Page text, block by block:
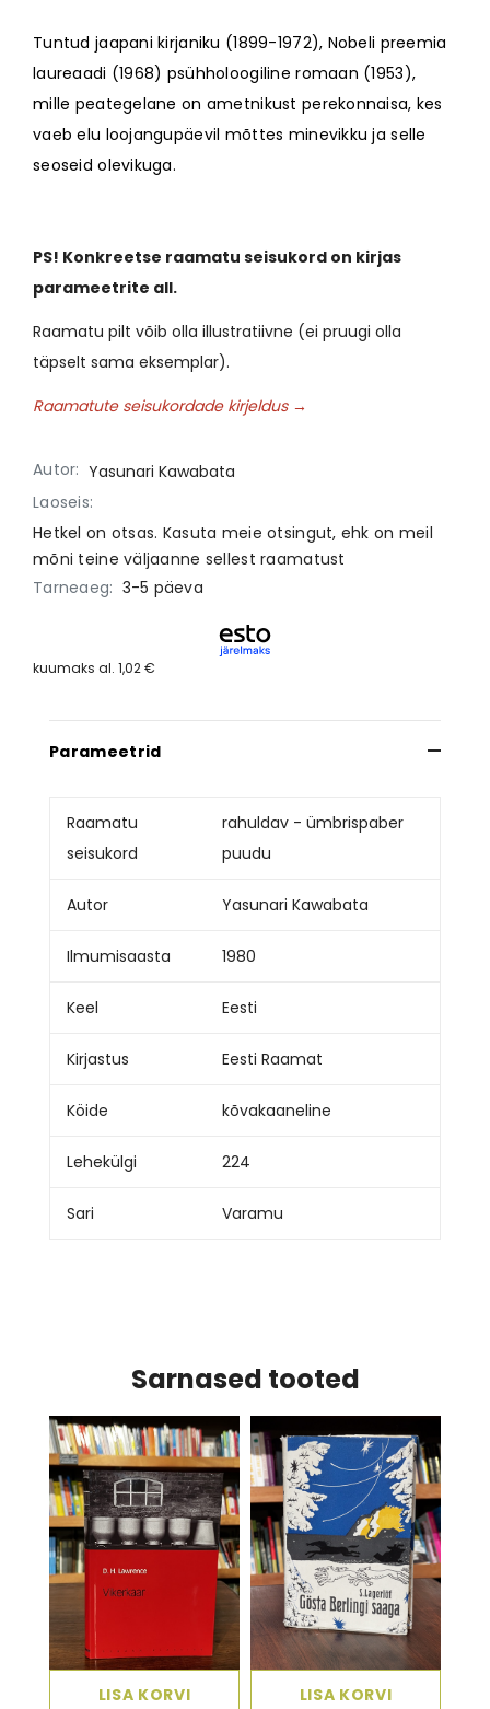
Tuntud jaapani kirjaniku (1899-1972), Nobeli preemia
laureaadi (1968) psühholoogiline romaan (1953),
mille peategelane on ametnikust perekonnaisa, kes
vaeb elu loojangupäevil mõttes minevikku ja selle
seoseid olevikuga.
PS! Konkreetse raamatu seisukord on kirjas
parameetrite all.
Raamatu pilt võib olla illustratiivne (ei pruugi olla
täpselt sama eksemplar).
Raamatute seisukordade kirjeldus →
Autor: Yasunari Kawabata
Laoseis:
Hetkel on otsas. Kasuta meie otsingut, ehk on meil
mõni teine väljaanne sellest raamatust
Tarneaeg: 3-5 päeva
kuumaks al. 1,02 €
Parameetrid
Raamatu
seisukord
rahuldav - ümbrispaber
puudu
Autor Yasunari Kawabata
Ilmumisaasta 1980
Keel Eesti
Kirjastus Eesti Raamat
Köide kõvakaaneline
Lehekülgi 224
Sari Varamu
Sarnased tooted
LISA KORVI LISA KORVI